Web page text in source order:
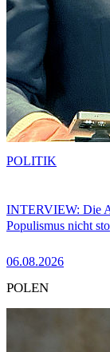
INTERVIEW: Die
Populismus nicht
06.08.2026
POLITIK
POLEN